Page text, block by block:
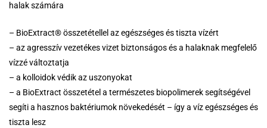
halak számára
– BioExtract® összetétellel az egészséges és tiszta vízért
– az agresszív vezetékes vizet biztonságos és a halaknak megfelelő
vízzé változtatja
– a kolloidok védik az uszonyokat
– a BioExtract összetétel a természetes biopolimerek segítségével
segíti a hasznos baktériumok növekedését – így a víz egészséges és
tiszta lesz